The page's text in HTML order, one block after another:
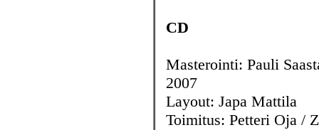
CD
Masterointi: Pauli
2007
Layout: Japa Mattila
Toimitus: Petteri Oja /